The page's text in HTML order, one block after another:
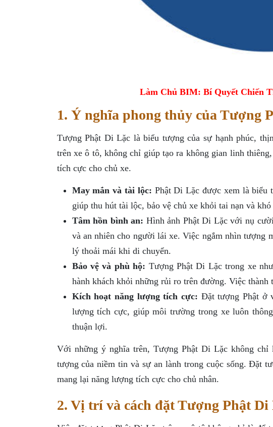
Làm Chủ BIM: Bí Quyết Chiến
1. Ý nghĩa phong thủy của Tượng
Tượng Phật Di Lặc là biểu tượng của sự hạnh phúc,
trên xe ô tô, không chỉ giúp tạo ra không gian linh
tích cực cho chủ xe.
May mắn và tài lộc: Phật Di Lặc được xem là biểu
giúp thu hút tài lộc, bảo vệ chủ xe khỏi tai nạn và khó
Tâm hồn bình an: Hình ảnh Phật Di Lặc với nụ
và an nhiên cho người lái xe. Việc ngắm nhìn tượng
lý thoải mái khi di chuyển.
Bảo vệ và phù hộ: Tượng Phật Di Lặc trong xe
hành khách khỏi những rủi ro trên đường. Việc
Kích hoạt năng lượng tích cực: Đặt tượng Phật ở
lượng tích cực, giúp môi trường trong xe luôn
thuận lợi.
Với những ý nghĩa trên, Tượng Phật Di Lặc không
tượng của niềm tin và sự an lành trong cuộc sống. Đặt
mang lại năng lượng tích cực cho chủ nhân.
2. Vị trí và cách đặt Tượng Phật Di